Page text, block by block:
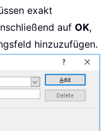
exakt
auf OK,
hinzuzufügen.